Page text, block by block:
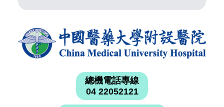
總機電話專線
04 22052121